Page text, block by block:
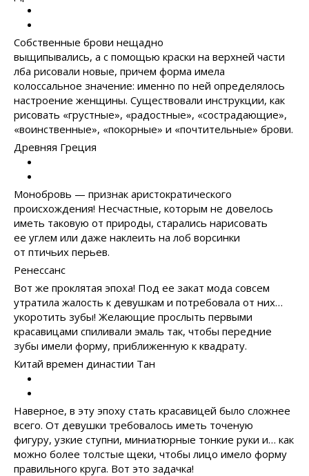
Собственные брови нещадно
выщипывались, а с помощью краски на верхней части
лба рисовали новые, причем форма имела
колоссальное значение: именно по ней определялось
настроение женщины. Существовали инструкции, как
рисовать «грустные», «радостные», «сострадающие»,
«воинственные», «покорные» и «почтительные» брови.
Древняя Греция
Монобровь — признак аристократического
происхождения! Несчастные, которым не довелось
иметь таковую от природы, старались нарисовать
ее углем или даже наклеить на лоб ворсинки
от птичьих перьев.
Ренессанс
Вот же проклятая эпоха! Под ее закат мода совсем
утратила жалость к девушкам и потребовала от них…
укоротить зубы! Желающие прослыть первыми
красавицами спиливали эмаль так, чтобы передние
зубы имели форму, приближенную к квадрату.
Китай времен династии Тан
Наверное, в эту эпоху стать красавицей было сложнее
всего. От девушки требовалось иметь точеную
фигуру, узкие ступни, миниатюрные тонкие руки и… как
можно более толстые щеки, чтобы лицо имело форму
правильного круга. Вот это задачка!